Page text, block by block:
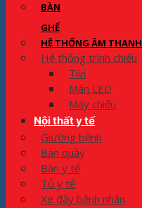
BÀN
GHẾ
HỆ THỐNG ÂM THANH
Hệ thống trình chiếu
Tivi
Màn LED
Máy chiếu
Nội thất y tế
Giường bệnh
Bàn quầy
Bàn y tế
Tủ y tế
Xe đẩy bệnh nhân